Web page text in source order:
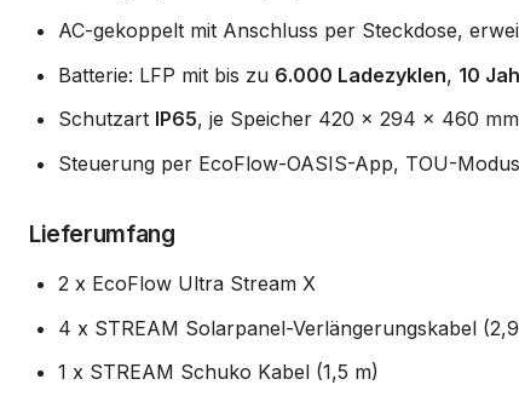
AC-gekoppelt mit Anschluss per Steckdose,
Batterie: LFP mit bis zu 6.000 Ladezyklen, 10
Schutzart IP65, je Speicher 420 x 294 x 460
Steuerung per EcoFlow-OASIS-App, TOU-
Lieferumfang
2 x EcoFlow Ultra Stream X
4 x STREAM Solarpanel-Verlängerungskabel
1 x STREAM Schuko Kabel (1,5 m)